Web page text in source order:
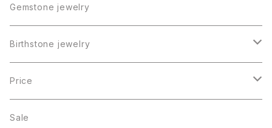
Gemstone jewelry
Birthstone jewelry
１月・ガーネット
２月・アメジスト
Price
～5000円
Sale